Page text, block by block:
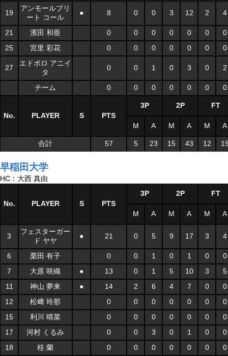
19
アンモールプリ
ート コール
● 8 0 0 3 12 2 4
21 濱田 和亜 0 0 0 0 0 0
0
25
宮里 彩花 0 0 0 0 0 0 0
27
エドポロ アニイ
タ
0 0 1 0 3 0 2
チーム 0 0 0 0 0 0 0
No. PLAYER S PTS
3P 2P FT
M A M A M A
合計 57 5 23 15 43 12
早稲田大学
HC：大西 真由
No. PLAYER S PTS
3P 2P FT
M A M A M A
3
フェスターガー
ド ヤヤ
● 21 0 5 9 17 3 4
6 栗田 有子 0 0 1 0 1 0
0
7
大原 咲織 ● 13 0 1 5 10 3
5
11
神山 夢来 ● 14 2 6 4 7 0
0
12
松﨑 玲那 0 0 0 0 0 0
0
15
利川 晴菜 0 0 0 0 0 0
0
17
河村 くるみ 0 0 3 0 1 0
0
18
桂 蘭 0 0 0 0 0 0
0